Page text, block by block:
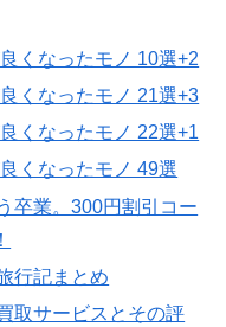
くなったモノ 10選+2
くなったモノ 21選+3
くなったモノ 22選+1
くなったモノ 49選
卒業。300円割引コー
行記まとめ
取サービスとその評